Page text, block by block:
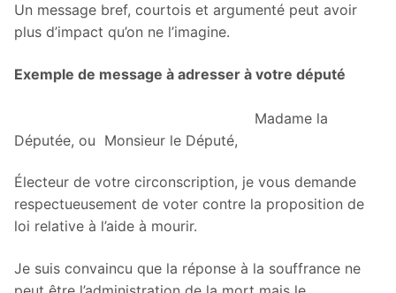
Un message bref, courtois et argumenté peut avoir
plus d’impact qu’on ne l’imagine.
Exemple de message à adresser à votre député
Madame la
Députée, ou Monsieur le Député,
Électeur de votre circonscription, je vous demande
respectueusement de voter contre la proposition de
loi relative à l’aide à mourir.
Je suis convaincu que la réponse à la souffrance ne